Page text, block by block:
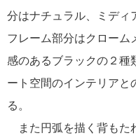
分はナチュラル、ミディ
フレーム部分はクローム
感のあるブラックの２種
ート空間のインテリアと
る。
また円弧を描く背もた